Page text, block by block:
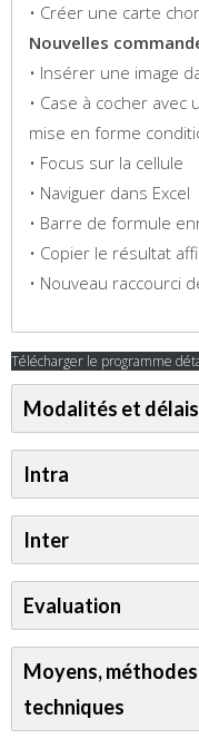
• Créer une carte
Nouvelles
• Insérer une image
• Case à cocher avec
mise en forme
• Focus sur la cellule
• Naviguer dans Excel
• Barre de formule
• Copier le résultat
• Nouveau raccourci
Télécharger le programme
Modalités et
Intra
Inter
Evaluation
Moyens,
techniques